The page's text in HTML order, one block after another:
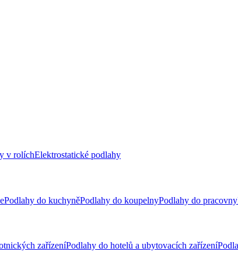
v rolíchElektrostatické podlahy
Podlahy do kuchyněPodlahy do koupelnyPodlahy do pracovny
zařízeníPodlahy do hotelů a ubytovacích zařízení